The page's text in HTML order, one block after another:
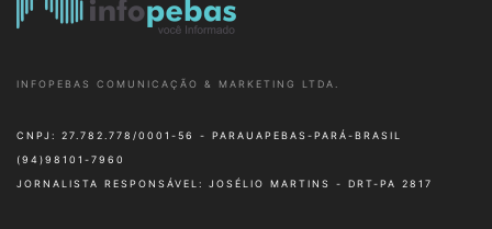
INFOPEBAS COMUNICAÇÃO & MARKETING LTDA.
CNPJ: 27.782.778/0001-56 - PARAUAPEBAS-PARÁ-BRASIL
(94)98101-7960
JORNALISTA RESPONSÁVEL: JOSÉLIO MARTINS - DRT-PA 2817